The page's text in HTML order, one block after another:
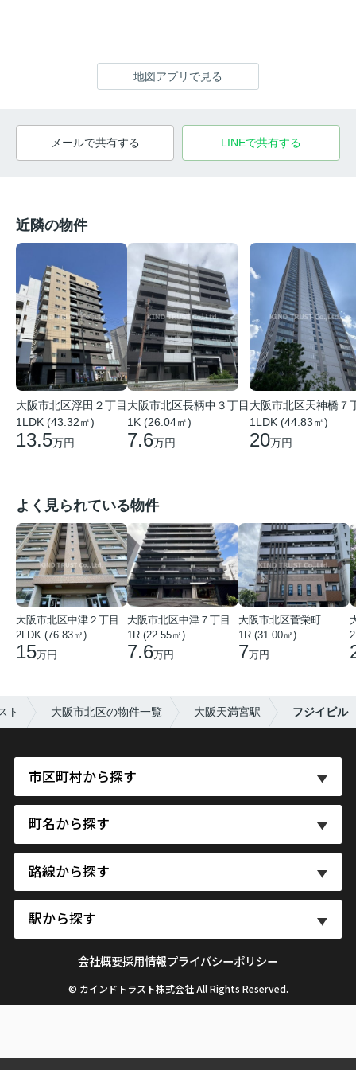
地図アプリで見る
メールで共有する LINEで共有する
近隣の物件
大阪市北区浮田２丁目
1LDK (43.32㎡)
13.5万円
大阪市北区長柄中３丁目
1K (26.04㎡)
7.6万円
大阪市北区天神橋７
1LDK (44.83㎡)
20万円
よく見られている物件
大阪市北区中津２丁目
2LDK (76.83㎡)
15万円
大阪市北区中津７丁目
1R (22.55㎡)
7.6万円
大阪市北区菅栄町
1R (31.00㎡)
7万円
ト 大阪市北区の物件一覧 大阪天満宮駅 フジイビル
市区町村から探す
町名から探す
路線から探す
駅から探す
会社概要採用情報プライバシーポリシー
© カインドトラスト株式会社 All Rights Reserved.